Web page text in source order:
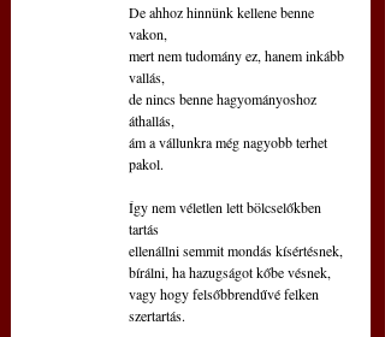
De ahhoz hinnünk kellene benne
vakon,
mert nem tudomány ez, hanem inkább
vallás,
de nincs benne hagyományoshoz
áthallás,
ám a vállunkra még nagyobb terhet
pakol.
Így nem véletlen lett bölcselőkben
tartás
ellenállni semmit mondás kísértésnek,
bírálni, ha hazugságot kőbe vésnek,
vagy hogy felsőbbrendűvé felken
szertartás.